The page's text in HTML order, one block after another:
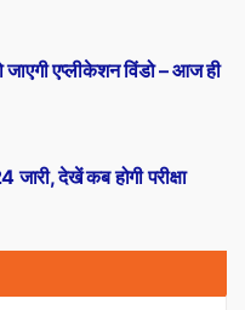
देखें कब होगी परीक्षा
एप्लीकेशन विंडो – आज ही